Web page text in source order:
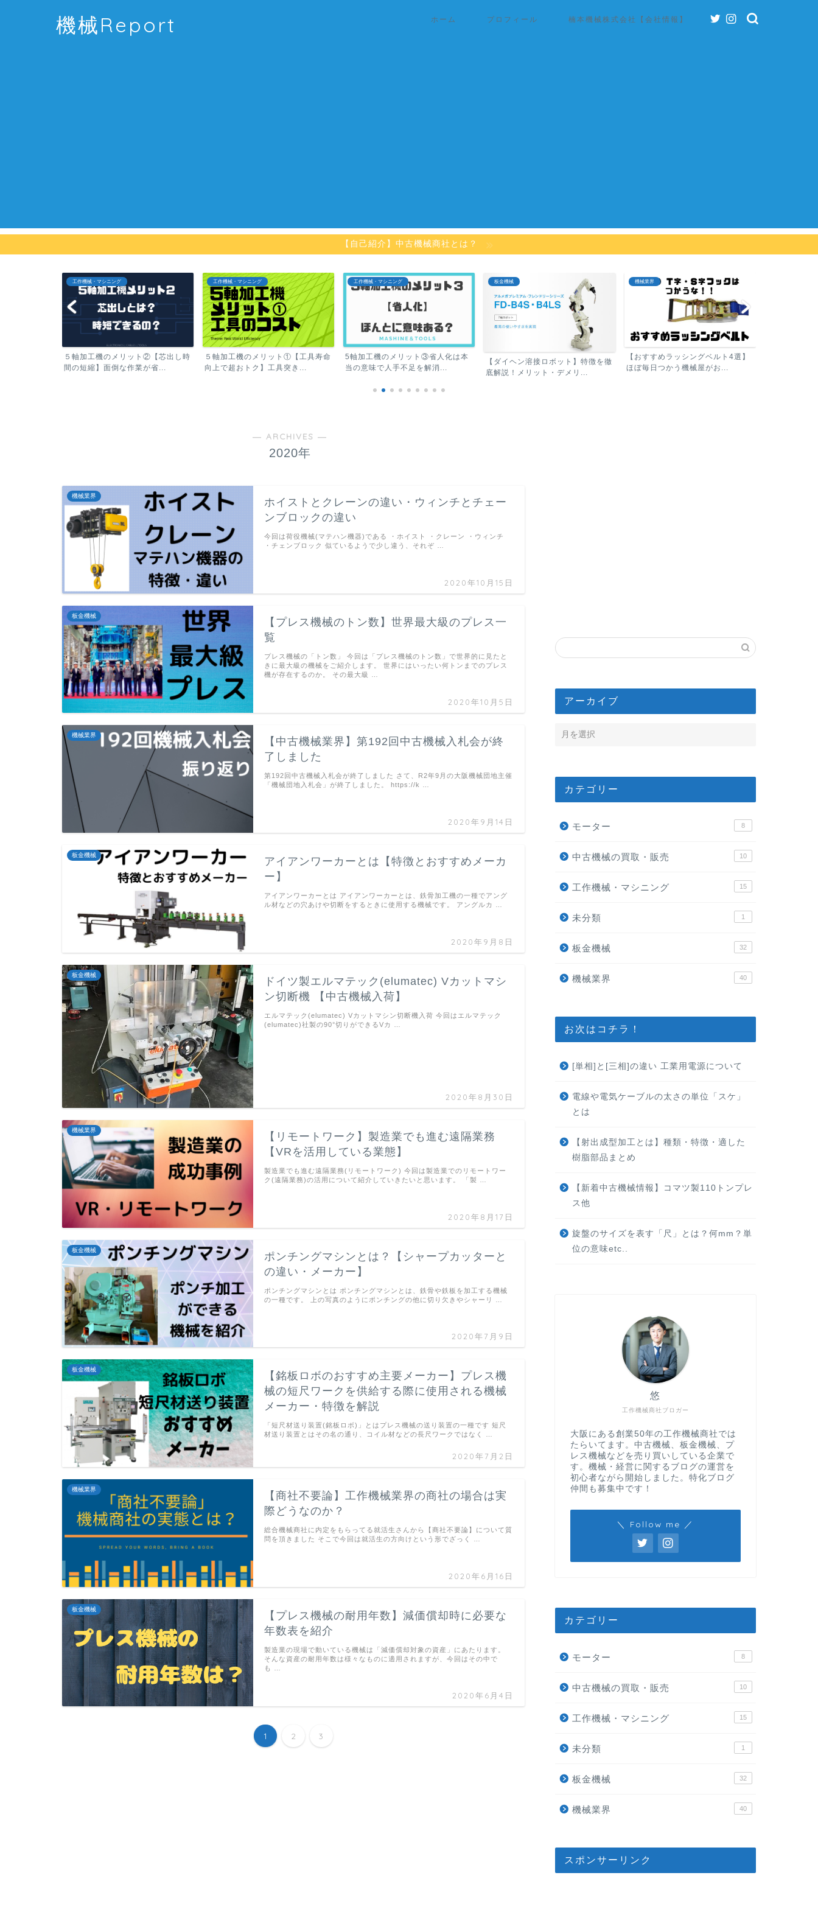
機械Report ホーム プロフィール 楠本機械株式会社【会社情報】
【自己紹介】中古機械商社とは？
工作機械・マシニング
５軸加工機のメリット①【工具寿命
向上で超おトク】工具突き...
工作機械・マシニング
5軸加工機のメリット③省人化は本
当の意味で人手不足を解消...
板金機械
【ダイヘン溶接ロボット】特徴を徹
底解説！メリット・デメリ...
機械業界
【おすすめラッシングベルト4選】
ほぼ毎日つかう機械屋がお...
板金機械
【パナソニック溶接ロボット】特徴
を徹底解説！メリット・デ...
― ARCHIVES ―
2020年
機械業界
ホイストとクレーンの違い・ウィンチとチェー
ンブロックの違い
2020年10月15日
今回は荷役機械(マテハン機器)である ・ホイスト ・クレーン ・ウィンチ
・チェンブロック 似ているようで少し違う、それぞ …
板金機械
【プレス機械のトン数】世界最大級のプレス一
覧
2020年10月5日
プレス機械の「トン数」 今回は「プレス機械のトン数」で世界的に見たと
きに最大級の機械をご紹介します。 世界にはいったい何トンまでのプレス
機が存在するのか。 その最大級 …
機械業界
【中古機械業界】第192回中古機械入札会が終
了しました
2020年9月14日
第192回中古機械入札会が終了しました さて、R2年9月の大阪機械団地主催
「機械団地入札会」が終了しました。 https://k …
板金機械
アイアンワーカーとは【特徴とおすすめメーカ
ー】
2020年9月8日
アイアンワーカーとは アイアンワーカーとは、鉄骨加工機の一種でアング
ル材などの穴あけや切断をするときに使用する機械です。 アングルカ …
板金機械
ドイツ製エルマテック(elumatec) Vカットマシ
ン切断機 【中古機械入荷】
2020年8月30日
エルマテック(elumatec) Vカットマシン切断機入荷 今回はエルマテック
(elumatec)社製の90°切りができるVカ …
機械業界
【リモートワーク】製造業でも進む遠隔業務
【VRを活用している業態】
2020年8月17日
製造業でも進む遠隔業務(リモートワーク) 今回は製造業でのリモートワー
ク(遠隔業務)の活用について紹介していきたいと思います。 「製 …
板金機械
ポンチングマシンとは？【シャープカッターと
の違い・メーカー】
2020年7月9日
ポンチングマシンとは ポンチングマシンとは、鉄骨や鉄板を加工する機械
の一種です。 上の写真のようにポンチングの他に切り欠きやシャーリ …
板金機械
【銘板ロボのおすすめ主要メーカー】プレス機
械の短尺ワークを供給する際に使用される機械
メーカー・特徴を解説
2020年7月2日
「短尺材送り装置(銘板ロボ)」とはプレス機械の送り装置の一種です 短尺
材送り装置とはその名の通り、コイル材などの長尺ワークではなく …
機械業界
【商社不要論】工作機械業界の商社の場合は実
際どうなのか？
2020年6月16日
総合機械商社に内定をもらってる就活生さんから【商社不要論】について質
問を頂きました そこで今回は就活生の方向けという形でざっく …
板金機械
【プレス機械の耐用年数】減価償却時に必要な
年数表を紹介
2020年6月4日
製造業の現場で動いている機械は「減価償却対象の資産」にあたります。
そんな資産の耐用年数は様々なものに適用されますが、今回はその中で
も …
1 2 3
アーカイブ
カテゴリー
モーター 8
中古機械の買取・販売 10
工作機械・マシニング 15
未分類 1
板金機械 32
機械業界 40
お次はコチラ！
[単相]と[三相]の違い 工業用電源について
電線や電気ケーブルの太さの単位「スケ」
とは
【射出成型加工とは】種類・特徴・適した
樹脂部品まとめ
【新着中古機械情報】コマツ製110トンプレ
ス他
旋盤のサイズを表す「尺」とは？何mm？単
位の意味etc..
工作機械商社ブロガー
悠
大阪にある創業50年の工作機械商社では
たらいてます。中古機械、板金機械、プ
レス機械などを売り買いしている企業で
す。機械・経営に関するブログの運営を
初心者ながら開始しました。特化ブログ
仲間も募集中です！
＼ Follow me ／
カテゴリー
モーター 8
中古機械の買取・販売 10
工作機械・マシニング 15
未分類 1
板金機械 32
機械業界 40
スポンサーリンク